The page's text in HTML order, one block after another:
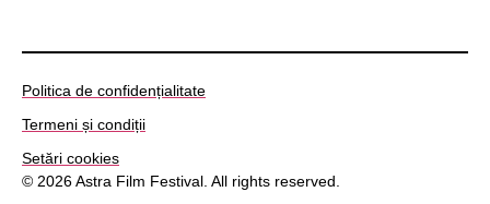
Politica de confidențialitate
Termeni și condiții
Setări cookies
© 2026 Astra Film Festival. All rights reserved.